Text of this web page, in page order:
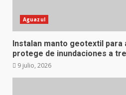
Aguazul
Instalan manto geotextil para
protege de inundaciones a
9 julio, 2026